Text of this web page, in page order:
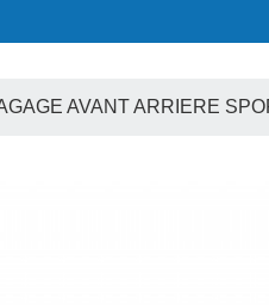
AVANT ARRIERE